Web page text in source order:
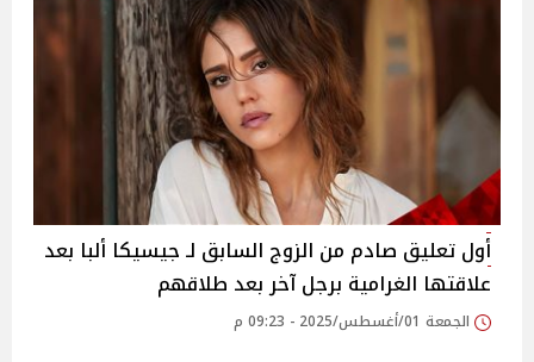
أول تعليق صادم من الزوج السابق لـ جيسيكا ألبا بعد
علاقتها الغرامية برجل آخر بعد طلاقهم
الجمعة 01/أغسطس/2025 - 09:23 م